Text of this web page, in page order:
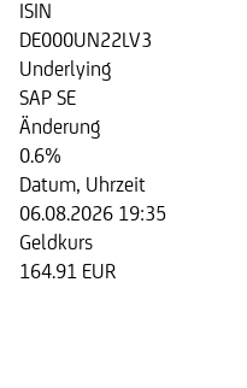
ISIN
DE000UN22LV3
Underlying
SAP SE
Änderung
0.6%
Datum, Uhrzeit
06.08.2026 19:35
Geldkurs
164.91 EUR